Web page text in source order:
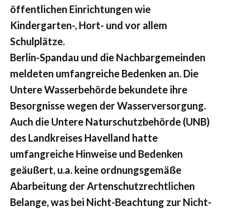
öffentlichen Einrichtungen wie
Kindergarten-, Hort- und vor allem
Schulplätze.
Berlin-Spandau und die Nachbargemeinden
meldeten umfangreiche Bedenken an. Die
Untere Wasserbehörde bekundete ihre
Besorgnisse wegen der Wasserversorgung.
Auch die Untere Naturschutzbehörde (UNB)
des Landkreises Havelland hatte
umfangreiche Hinweise und Bedenken
geäußert, u.a. keine ordnungsgemäße
Abarbeitung der Artenschutzrechtlichen
Belange, was bei Nicht-Beachtung zur Nicht-